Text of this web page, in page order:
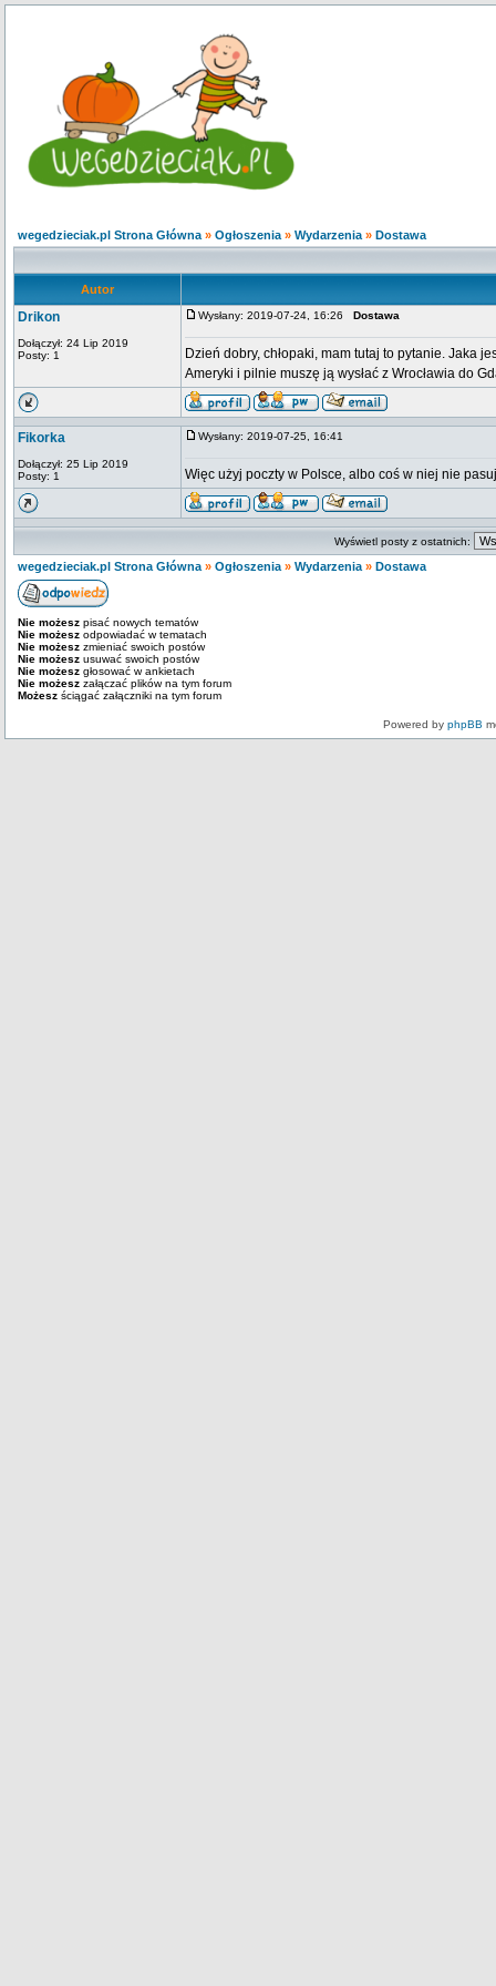
wegedzieciak.pl Strona Główna » Ogłoszenia » Wydarzenia » Dostawa
Autor
Drikon
Dołączył: 24 Lip 2019
Posty: 1
Wysłany: 2019-07-24, 16:26 Dostawa
Dzień dobry, chłopaki, mam tutaj to pytanie. Jaka
Ameryki i pilnie muszę ją wysłać z Wrocławia do
Fikorka
Dołączył: 25 Lip 2019
Posty: 1
Wysłany: 2019-07-25, 16:41
Więc użyj poczty w Polsce, albo coś w niej nie
Wyświetl posty z ostatnich:
wegedzieciak.pl Strona Główna » Ogłoszenia » Wydarzenia » Dostawa
Nie możesz pisać nowych tematów
Nie możesz odpowiadać w tematach
Nie możesz zmieniać swoich postów
Nie możesz usuwać swoich postów
Nie możesz głosować w ankietach
Nie możesz załączać plików na tym forum
Możesz ściągać załączniki na tym forum
Powered by phpBB